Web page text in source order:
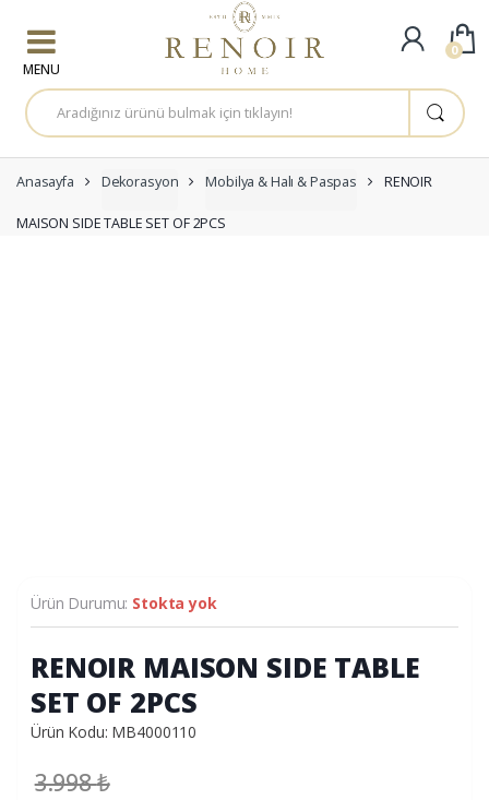
A
r
a
a
:
Anasayfa Dekorasyon Mobilya & Halı & Paspas RENOIR
MAISON SIDE TABLE SET OF 2PCS
Ürün Durumu: Stokta yok
RENOIR MAISON SIDE TABLE
SET OF 2PCS
Ürün Kodu: MB4000110
3.998₺
0